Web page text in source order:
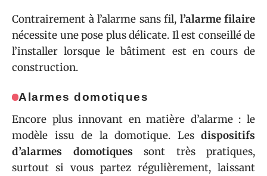
Contrairement à l’alarme sans fil, l’alarme filaire
nécessite une pose plus délicate. Il est conseillé de
l’installer lorsque le bâtiment est en cours de
construction.
Alarmes domotiques
Encore plus innovant en matière d’alarme : le
modèle issu de la domotique. Les dispositifs
d’alarmes domotiques sont très pratiques,
surtout si vous partez régulièrement, laissant